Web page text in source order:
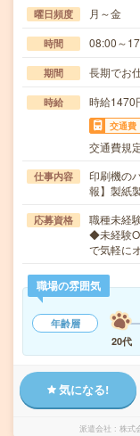
曜日頻度 月～金
時間 08:00～
期間 長期でお
時給 時給1470
交通費
交通費規
仕事内容
印刷機の
報】製紙
応募資格
職種未経
◆未経験
で気軽に
職場の雰囲気
年齢層
20代
気になる!
派遣会社 株式